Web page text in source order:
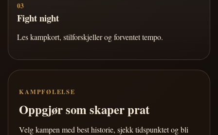
03
Fight night
Les kampkort, stilforskjeller og forventet tempo.
KAMPFØLELSE
Oppgjør som skaper prat
Velg kampen med best historie, sjekk tidspunktet og bli